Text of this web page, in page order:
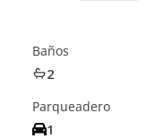
Baños
2
Parqueadero
1